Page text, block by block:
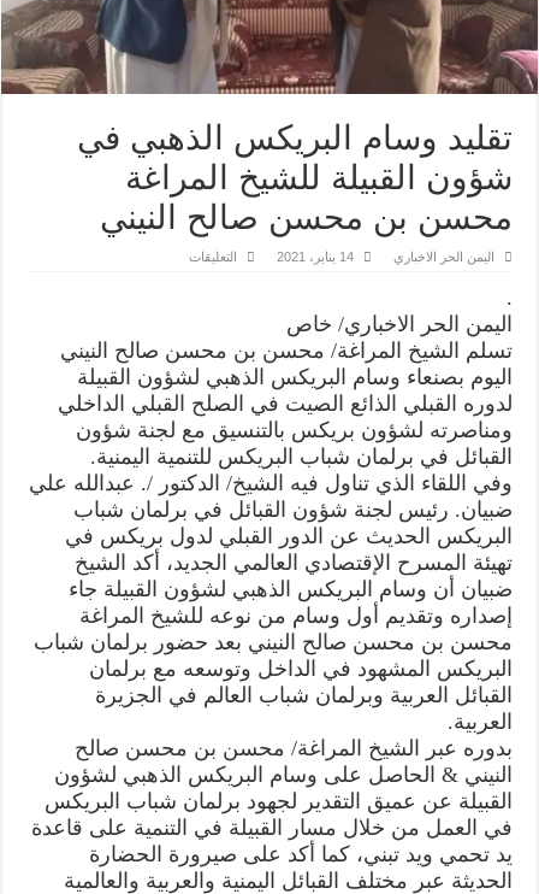
تقليد وسام البريكس الذهبي في
شؤون القبيلة للشيخ المراغة
محسن بن محسن صالح النيني
اليمن الحر الاخباري 14 يناير، 2021 التعليقات
شؤون
القبيلة
للشيخ
المراغة
محسن
بن
محسن
صالح
النيني
مغلقة
.
اليمن الحر الاخباري/ خاص
تسلم الشيخ المراغة/ محسن بن محسن صالح النيني
اليوم بصنعاء وسام البريكس الذهبي لشؤون القبيلة
لدوره القبلي الذائع الصيت في الصلح القبلي الداخلي
ومناصرته لشؤون بريكس بالتنسيق مع لجنة شؤون
القبائل في برلمان شباب البريكس للتنمية اليمنية.
وفي اللقاء الذي تناول فيه الشيخ/ الدكتور /. عبدالله علي
ضبيان. رئيس لجنة شؤون القبائل في برلمان شباب
البريكس الحديث عن الدور القبلي لدول بريكس في
تهيئة المسرح الإقتصادي العالمي الجديد، أكد الشيخ
ضبيان أن وسام البريكس الذهبي لشؤون القبيلة جاء
إصداره وتقديم أول وسام من نوعه للشيخ المراغة
محسن بن محسن صالح النيني بعد حضور برلمان شباب
البريكس المشهود في الداخل وتوسعه مع برلمان
القبائل العربية وبرلمان شباب العالم في الجزيرة
العربية.
بدوره عبر الشيخ المراغة/ محسن بن محسن صالح
النيني & الحاصل على وسام البريكس الذهبي لشؤون
القبيلة عن عميق التقدير لجهود برلمان شباب البريكس
في العمل من خلال مسار القبيلة في التنمية على قاعدة
يد تحمي ويد تبني، كما أكد على صيرورة الحضارة
الحديثة عبر مختلف القبائل اليمنية والعربية والعالمية